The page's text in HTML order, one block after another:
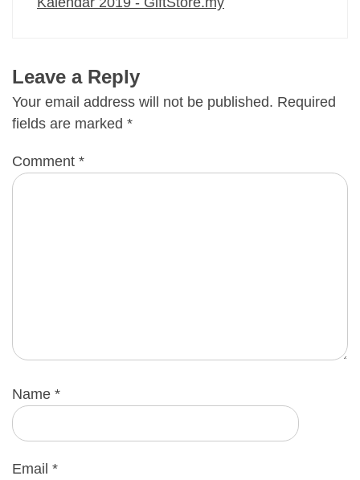
Leave a Reply
Your email address will not be published. Required
fields are marked *
Comment *
Name *
Email *